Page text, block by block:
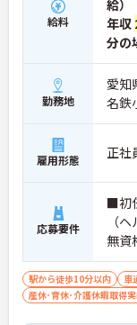
給料
給）
年収
分の
勤務地
愛知
名鉄
雇用形態 正社
応募要件
■初
（
無資
駅から徒歩10分以内 車
産休･育休･介護休暇取得